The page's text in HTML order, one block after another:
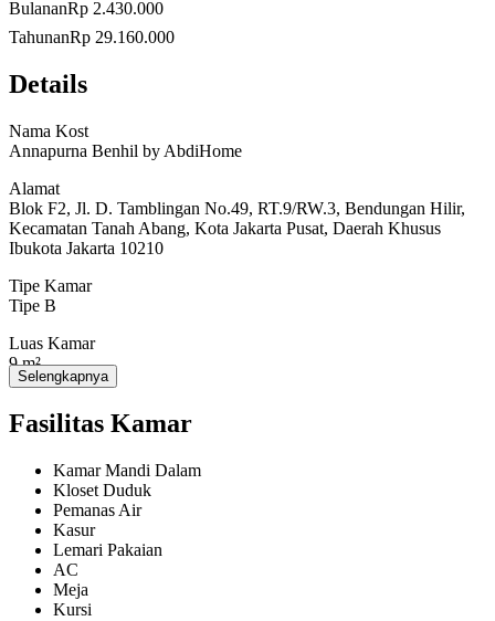
Luas kamar
Fasilitas kamar
Kasur
AC
Meja
Kursi
Bantal
Jendela
Kos Higienis
Fasilitas kamar lain
BulananRp 2.430.000
TahunanRp 29.160.000
Details
Nama Kost
Annapurna Benhil by AbdiHome
Alamat
Blok F2, Jl. D. Tamblingan No.49, RT.9/RW.3, Bendungan Hilir,
Kecamatan Tanah Abang, Kota Jakarta Pusat, Daerah Khusus
Ibukota Jakarta 10210
Tipe Kamar
Tipe B
Luas Kamar
9 m²
32
Selengkapnya
Fasilitas Kamar
Kamar Mandi Dalam
Kloset Duduk
Pemanas Air
Kasur
Lemari Pakaian
AC
Meja
Kursi